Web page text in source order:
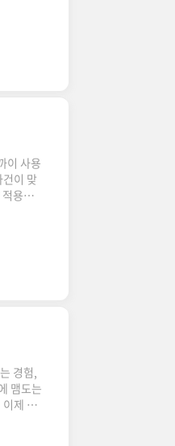
안 노
로 노
이 사용
이 맞
용하
만 해
요. 문
경험,
맴도는
제 그
니다.